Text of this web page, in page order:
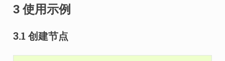
3 使用示例
3.1 创建节点